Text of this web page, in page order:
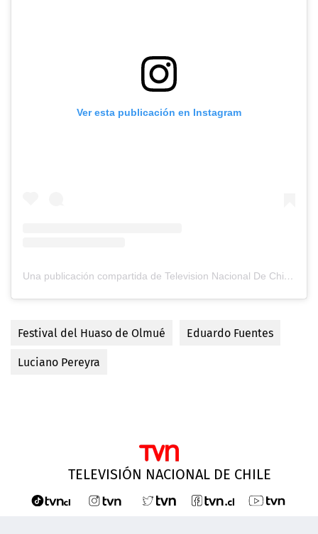
Ver esta publicación en Instagram
Una publicación compartida de Television Nacional De Chile (@tvn)
Festival del Huaso de Olmué
Eduardo Fuentes
Luciano Pereyra
TELEVISIÓN NACIONAL DE CHILE